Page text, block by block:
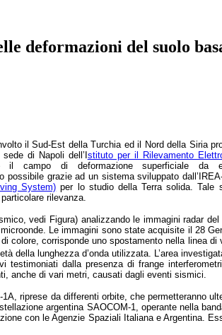
deformazioni del suolo
il Sud-Est della Turchia ed il Nord della Siria
di Napoli dell’I stituto per il Rilevamento
il campo di deformazione superficiale da
possibile grazie ad un sistema sviluppato
System) per lo studio della Terra solida. Tale
rilevanza.
vedi Figura) analizzando le immagini radar
Le immagini sono state acquisite il 28
colore, corrisponde uno spostamento nella linea
della lunghezza d’onda utilizzata. L’area
dalla presenza di frange
anche di vari metri, causati dagli eventi sismici.
riprese da differenti orbite, che permetteranno
argentina SAOCOM-1, operante nella
con le Agenzie Spaziali Italiana e Argentina.